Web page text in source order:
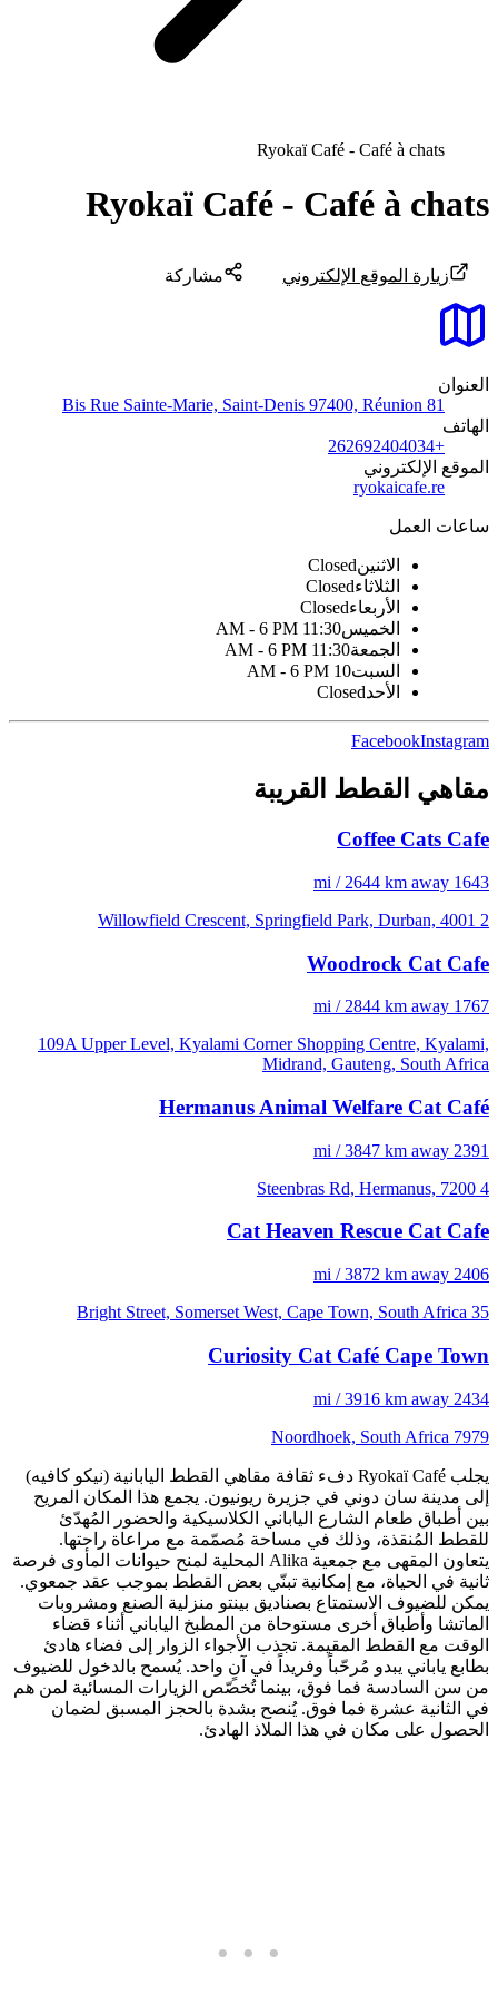
Ryokaï Café - Café à chats
Ryokaï Café - Café à chats
زيارة الموقع الإلكتروني مشاركة
العنوان
81 Bis Rue Sainte-Marie, Saint-Denis 97400, Réunion
الهاتف
+262692404034
الموقع الإلكتروني
ryokaicafe.re
ساعات العمل
الاثنينClosed
الثلاثاءClosed
الأربعاءClosed
الخميس11:30 AM - 6 PM
الجمعة11:30 AM - 6 PM
السبت10 AM - 6 PM
الأحدClosed
FacebookInstagram
مقاهي القطط القريبة
Coffee Cats Cafe
1643 mi / 2644 km away
2 Willowfield Crescent, Springfield Park, Durban, 4001
Woodrock Cat Cafe
1767 mi / 2844 km away
109A Upper Level, Kyalami Corner Shopping Centre, Kyalami,
Midrand, Gauteng, South Africa
Hermanus Animal Welfare Cat Café
2391 mi / 3847 km away
4 Steenbras Rd, Hermanus, 7200
Cat Heaven Rescue Cat Cafe
2406 mi / 3872 km away
35 Bright Street, Somerset West, Cape Town, South Africa
Curiosity Cat Café Cape Town
2434 mi / 3916 km away
7979 Noordhoek, South Africa
يجلب Ryokaï Café دفء ثقافة مقاهي القطط اليابانية (نيكو كافيه)
إلى مدينة سان دوني في جزيرة ريونيون. يجمع هذا المكان المريح
بين أطباق طعام الشارع الياباني الكلاسيكية والحضور المُهدّئ
للقطط المُنقذة، وذلك في مساحة مُصمّمة مع مراعاة راحتها.
يتعاون المقهى مع جمعية Alika المحلية لمنح حيوانات المأوى فرصة
ثانية في الحياة، مع إمكانية تبنّي بعض القطط بموجب عقد جمعوي.
يمكن للضيوف الاستمتاع بصناديق بينتو منزلية الصنع ومشروبات
الماتشا وأطباق أخرى مستوحاة من المطبخ الياباني أثناء قضاء
الوقت مع القطط المقيمة. تجذب الأجواء الزوار إلى فضاء هادئ
بطابع ياباني يبدو مُرحّباً وفريداً في آنٍ واحد. يُسمح بالدخول للضيوف
من سن السادسة فما فوق، بينما تُخصّص الزيارات المسائية لمن هم
في الثانية عشرة فما فوق. يُنصح بشدة بالحجز المسبق لضمان
الحصول على مكان في هذا الملاذ الهادئ.